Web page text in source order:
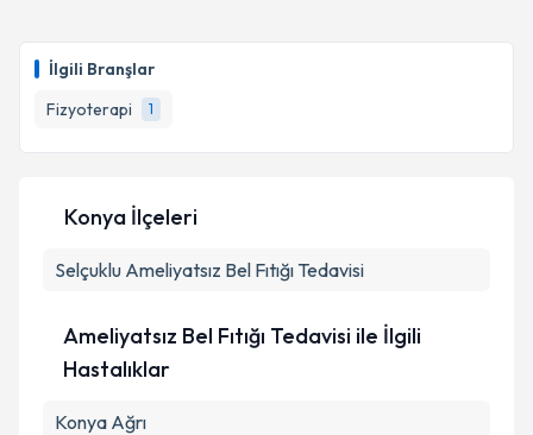
İlgili Branşlar
Fizyoterapi
1
Konya İlçeleri
Selçuklu Ameliyatsız Bel Fıtığı Tedavisi
Ameliyatsız Bel Fıtığı Tedavisi ile İlgili
Hastalıklar
Konya Ağrı